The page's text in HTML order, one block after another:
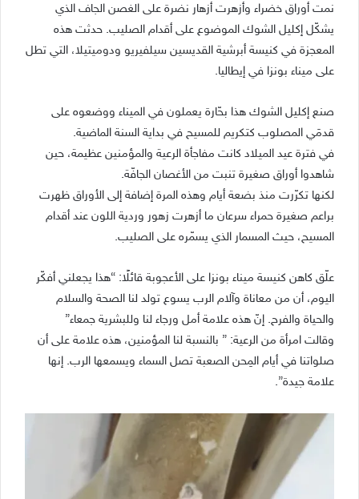
نمت أوراق خضراء وأزهرت أزهار نضرة على الغصن الجاف الذي
يشكّل إكليل الشوك الموضوع على أقدام الصليب. حدثت هذه
المعجزة في كنيسة أبرشية القديسين سيلفيريو ودوميتيلا، التي تطل
على ميناء بونزا في إيطاليا.
صنع إكليل الشوك هذا بحّارة يعملون في الميناء ووضعوه على
قدمَي المصلوب كتكريم للمسيح في بداية السنة الماضية.
في فترة عيد الميلاد كانت مفاجأة الرعية والمؤمنين عظيمة، حين
شاهدوا أوراق صغيرة تنبت من الأغصان الجافّة.
لكنها تكرّرت منذ بضعة أيام وهذه المرة إضافة إلى الأوراق ظهرت
براعم صغيرة حمراء سرعان ما أزهرت زهور وردية اللون عند أقدام
المسيح، حيث المسمار الذي يسمّره على الصليب.
علّق كاهن كنيسة ميناء بونزا على الأعجوبة قائلًا: “هذا يجعلني أفكّر
اليوم، أن من معاناة وآلام الرب يسوع تولد لنا الصحة والسلام
والحياة والفرح. إنّ هذه علامة أمل ورجاء لنا وللبشرية جمعاء”
وقالت امرأة من الرعية: ” بالنسبة لنا المؤمنين، هذه علامة على أن
صلواتنا في أيام المِحن الصعبة تصل السماء ويسمعها الرب. إنها
علامة جيدة”.